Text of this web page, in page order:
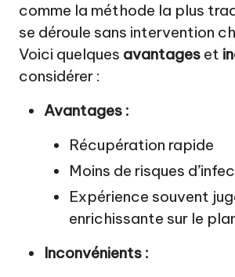
comme la méthode la plus
se déroule sans intervention
Voici quelques avantages et
considérer :
Avantages :
Récupération rapide
Moins de risques
Expérience souvent
enrichissante sur le
Inconvénients :